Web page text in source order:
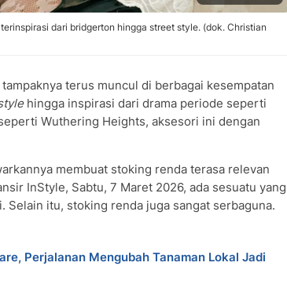
dari bridgerton hingga street style. (dok. Christian
tampaknya terus muncul di berbagai kesempatan
hingga inspirasi dari drama periode seperti
Wuthering Heights, aksesori ini dengan
membuat stoking renda terasa relevan
InStyle, Sabtu, 7 Maret 2026, ada sesuatu yang
Selain itu, stoking renda juga sangat serbaguna.
Perjalanan Mengubah Tanaman Lokal Jadi